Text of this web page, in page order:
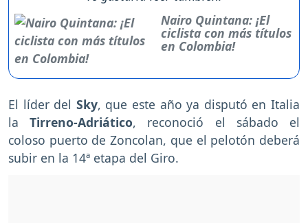
Nairo Quintana: ¡El
ciclista con más títulos
en Colombia!
El líder del Sky, que este año ya disputó en Italia
laTirreno-Adriático, reconoció el sábado el
coloso puerto de Zoncolan, que el pelotón deberá
subir en la 14ª etapa del Giro.